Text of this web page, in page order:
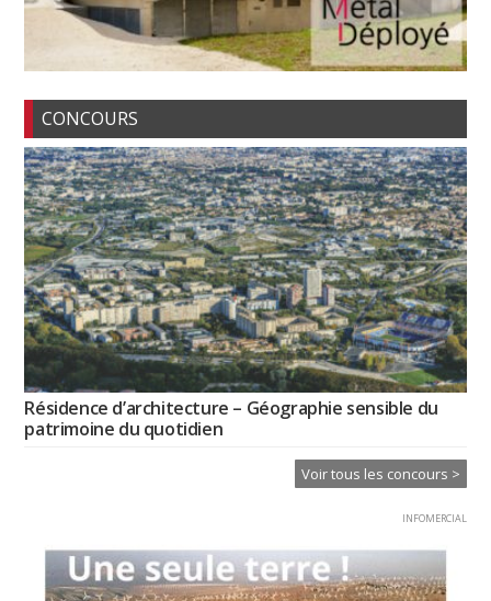
CONCOURS
Résidence d’architecture – Géographie sensible du
patrimoine du quotidien
Voir tous les concours >
INFOMERCIAL